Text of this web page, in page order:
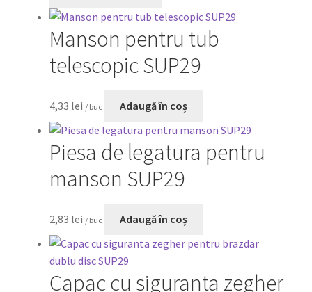
Manson pentru tub
telescopic SUP29
4,33 lei / buc Adaugă în coș
Piesa de legatura pentru
manson SUP29
2,83 lei / buc Adaugă în coș
Capac cu siguranta zegher